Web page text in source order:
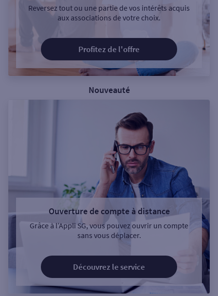
Reversez tout ou une partie de vos intérêts acquis
aux associations de votre choix.
Profitez de l'offre
Nouveauté
Ouverture de compte à distance
Grâce à l’Appli SG, vous pouvez ouvrir un compte
sans vous déplacer.
Découvrez le service